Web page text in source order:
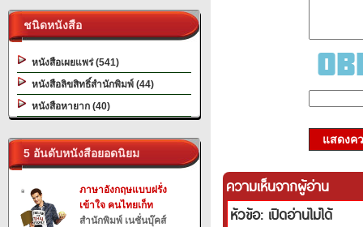
ชนิดหนังสือ
หนังสือเผยแพร่ (541)
หนังสือลิขสิทธิ์สำนักพิมพ์ (44)
หนังสือหายาก (40)
5 อันดับหนังสือยอดนิยม
ภาษาอังกฤษแบบฝรั่ง
เข้าใจ คนไทยเก็ท
สำนักพิมพ์ เนชั่นบุ๊คส์
แสดงค
ความเห็นจากผู้อ่าน
หัวข้อ: เปิดอ่านไม่ได้